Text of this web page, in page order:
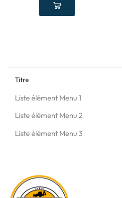
Titre
Liste élément Menu 1
Liste élément Menu 2
Liste élément Menu 3